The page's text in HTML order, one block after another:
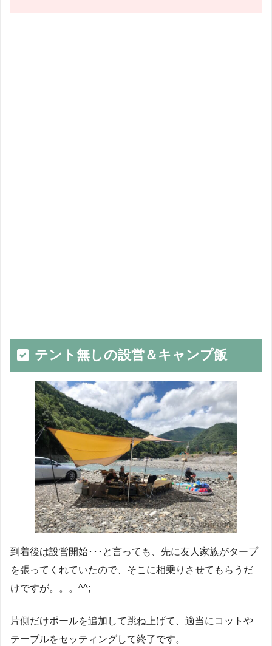
テント無しの設営＆キャンプ飯
到着後は設営開始･･･と言っても、先に友人家族がタープ
を張ってくれていたので、そこに相乗りさせてもらうだ
けですが。。。^^;
片側だけポールを追加して跳ね上げて、適当にコットや
テーブルをセッティングして終了です。